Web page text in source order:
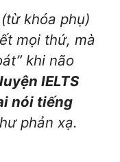
(từ khóa phụ)
mọi thứ, mà
khi não
IELTS
nói tiếng
phản xạ.